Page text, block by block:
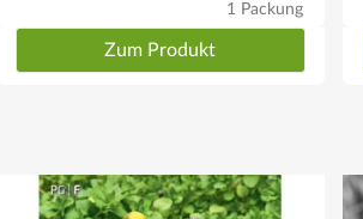
1 Packung
Zum Produkt